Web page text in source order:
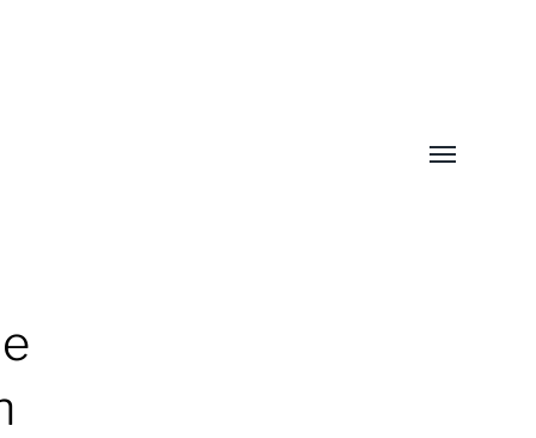
Toggle